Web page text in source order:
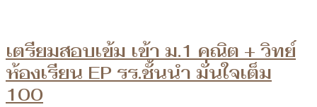
เตรียมสอบเข้ม เข้า ม.1 คณิต + วิทย์
ห้องเรียน EP รร.ชั้นนำ มั่นใจเต็ม
100